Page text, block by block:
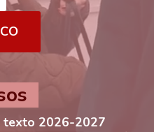
texto 2026-2027